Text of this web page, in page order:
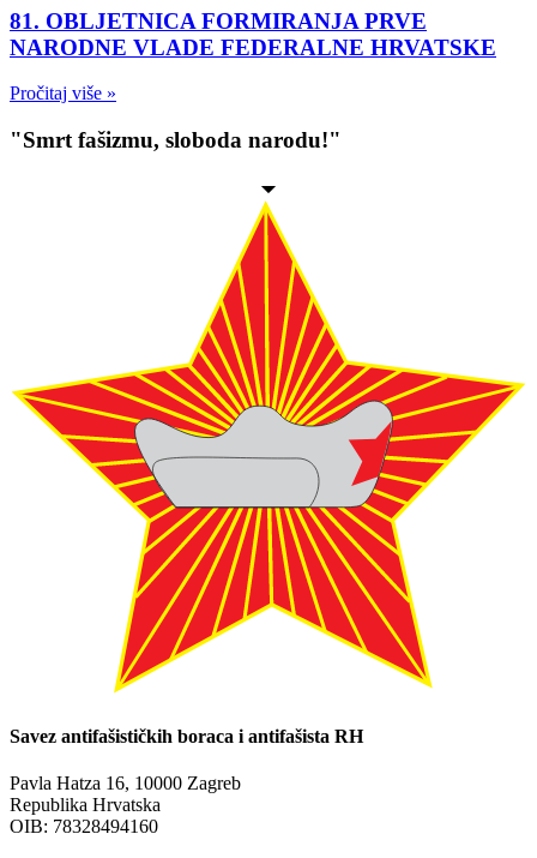
81. OBLJETNICA FORMIRANJA PRVE
NARODNE VLADE FEDERALNE HRVATSKE
Pročitaj više »
"Smrt fašizmu, sloboda narodu!"
Savez antifašističkih boraca i antifašista RH
Pavla Hatza 16, 10000 Zagreb
Republika Hrvatska
OIB: 78328494160